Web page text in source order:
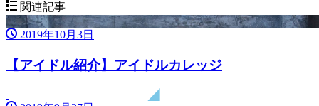
関連記事
2019年10月3日
【アイドル紹介】アイドルカレッジ